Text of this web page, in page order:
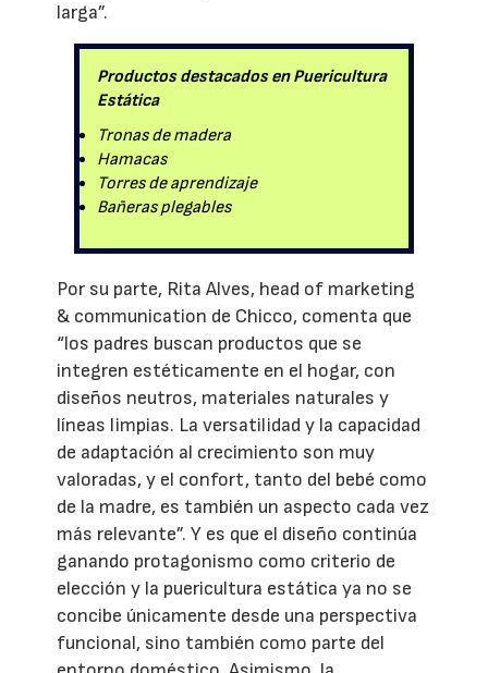
larga”.
Productos destacados en Puericultura
Estática
Tronas de madera
Hamacas
Torres de aprendizaje
Bañeras plegables
Por su parte, Rita Alves, head of marketing
& communication de Chicco, comenta que
“los padres buscan productos que se
integren estéticamente en el hogar, con
diseños neutros, materiales naturales y
líneas limpias. La versatilidad y la capacidad
de adaptación al crecimiento son muy
valoradas, y el confort, tanto del bebé como
de la madre, es también un aspecto cada vez
más relevante”. Y es que el diseño continúa
ganando protagonismo como criterio de
elección y la puericultura estática ya no se
concibe únicamente desde una perspectiva
funcional, sino también como parte del